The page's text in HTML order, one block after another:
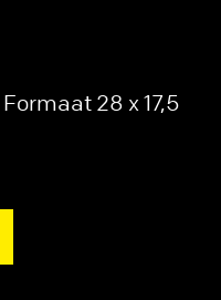
28 x 17,5